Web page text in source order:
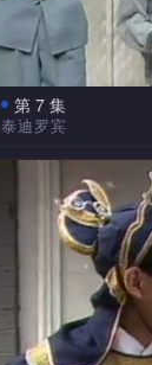
第 7 集
泰迪罗宾
经济低迷下，
犯险，上演一幕持
引贼入屋，向贼人
趣剧“点解剧场”。